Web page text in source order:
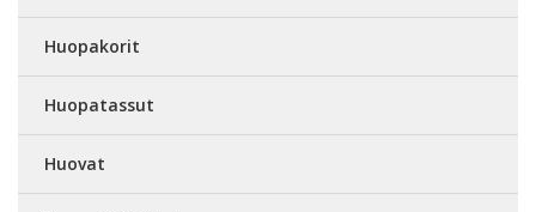
Huopakorit
Huopatassut
Huovat